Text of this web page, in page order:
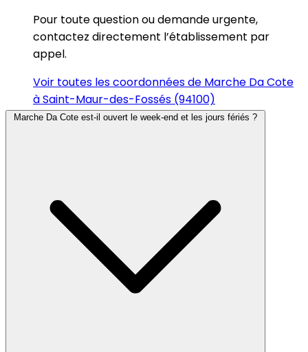
Pour toute question ou demande urgente,
contactez directement l’établissement par
appel.
Voir toutes les coordonnées de Marche Da Cote
à Saint-Maur-des-Fossés (94100)
Marche Da Cote est-il ouvert le week-end et les jours fériés ?